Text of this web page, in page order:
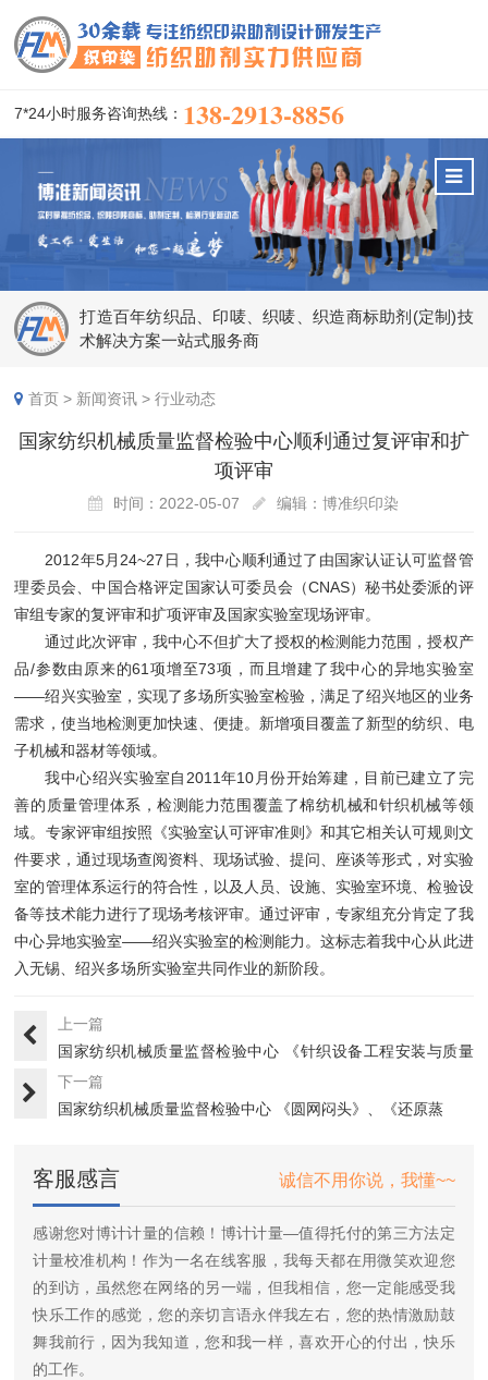
7*24小时服务咨询热线： 138-2913-8856
打造百年纺织品、印唛、织唛、织造商标助剂(定制)技
术解决方案一站式服务商
首页 > 新闻资讯 >行业动态
国家纺织机械质量监督检验中心顺利通过复评审和扩
项评审
时间：2022-05-07 编辑：博准织印染
2012年5月24~27日，我中心顺利通过了由国家认证认可监督管
理委员会、中国合格评定国家认可委员会（CNAS）秘书处委派的评
审组专家的复评审和扩项评审及国家实验室现场评审。
通过此次评审，我中心不但扩大了授权的检测能力范围，授权产
品/参数由原来的61项增至73项，而且增建了我中心的异地实验室
——绍兴实验室，实现了多场所实验室检验，满足了绍兴地区的业务
需求，使当地检测更加快速、便捷。新增项目覆盖了新型的纺织、电
子机械和器材等领域。
我中心绍兴实验室自2011年10月份开始筹建，目前已建立了完
善的质量管理体系，检测能力范围覆盖了棉纺机械和针织机械等领
域。专家评审组按照《实验室认可评审准则》和其它相关认可规则文
件要求，通过现场查阅资料、现场试验、提问、座谈等形式，对实验
室的管理体系运行的符合性，以及人员、设施、实验室环境、检验设
备等技术能力进行了现场考核评审。通过评审，专家组充分肯定了我
中心异地实验室——绍兴实验室的检测能力。这标志着我中心从此进
入无锡、绍兴多场所实验室共同作业的新阶段。
上一篇
国家纺织机械质量监督检验中心 《针织设备工程安装与质量
验收规···
下一篇
国家纺织机械质量监督检验中心 《圆网闷头》、《还原蒸
客服感言 诚信不用你说，我懂~~
感谢您对博计计量的信赖！博计计量—值得托付的第三方法定
计量校准机构！作为一名在线客服，我每天都在用微笑欢迎您
的到访，虽然您在网络的另一端，但我相信，您一定能感受我
快乐工作的感觉，您的亲切言语永伴我左右，您的热情激励鼓
舞我前行，因为我知道，您和我一样，喜欢开心的付出，快乐
的工作。